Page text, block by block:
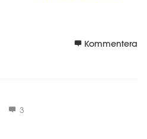
Kommentera
3